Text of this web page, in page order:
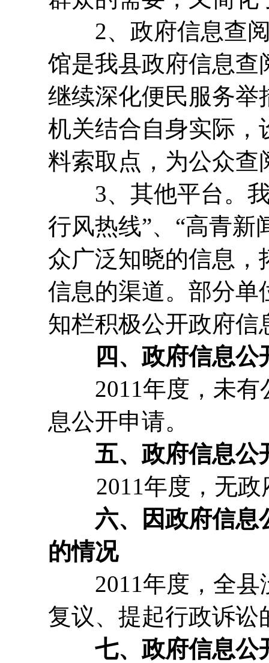
2、政府信息查阅
馆是我县政府信息查
继续深化便民服务举
机关结合自身实际，
料索取点，为公众查
3、其他平台。我
行风热线”、“高青新
众广泛知晓的信息，
信息的渠道。部分单
知栏积极公开政府信
四、政府信息
2011年度，未有
息公开申请。
五、政府信息公
2011年度，无政
六、因政府信息
的情况
2011年度，全县
复议、提起行政诉讼
七、政府信息公